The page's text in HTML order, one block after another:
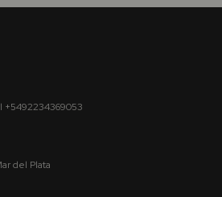
+5492234369053
del Plata